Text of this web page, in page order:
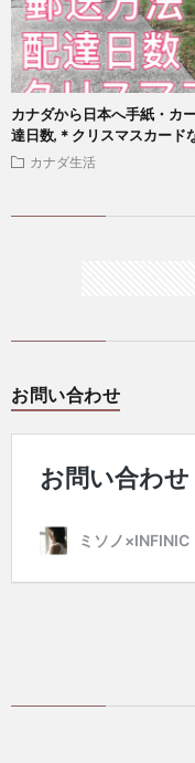
カナダから日本へ手紙・カ
達日数,＊クリスマスカード
カナダ生活
お問い合わせ